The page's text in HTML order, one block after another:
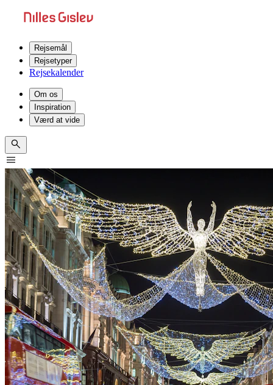
Rejsemål
Rejsetyper
Rejsekalender
Om os
Inspiration
Værd at vide